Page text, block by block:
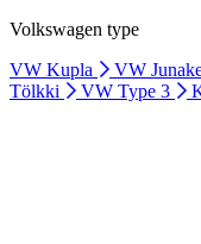
Volkswagen type
VW Kupla
VW
Tölkki
VW Type 3